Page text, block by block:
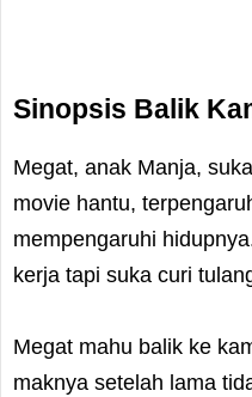
Sinopsis Balik
Megat, anak Manja,
movie hantu,
mempengaruhi
kerja tapi suka curi
Megat mahu balik ke
maknya setelah lama